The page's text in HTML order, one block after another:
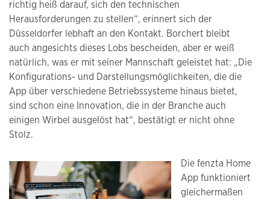
richtig heiß darauf, sich den technischen
Herausforderungen zu stellen“, erinnert sich der
Düsseldorfer lebhaft an den Kontakt. Borchert bleibt
auch angesichts dieses Lobs bescheiden, aber er weiß
natürlich, was er mit seiner Mannschaft geleistet hat: „Die
Konfigurations- und Darstellungsmöglichkeiten, die die
App über verschiedene Betriebssysteme hinaus bietet,
sind schon eine Innovation, die in der Branche auch
einigen Wirbel ausgelöst hat“, bestätigt er nicht ohne
Stolz.
Die fenzta Home
App funktioniert
gleichermaßen